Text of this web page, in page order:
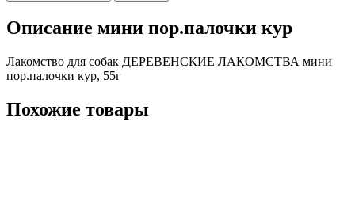
Описание мини пор.палочки кур
Лакомство для собак ДЕРЕВЕНСКИЕ ЛАКОМСТВА мини
пор.палочки кур, 55г
Похожие товары